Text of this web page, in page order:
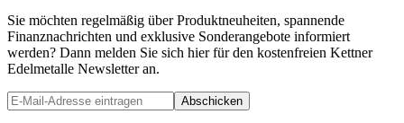
Sie möchten regelmäßig über Produktneuheiten, spannende
Finanznachrichten und exklusive Sonderangebote informiert
werden? Dann melden Sie sich hier für den kostenfreien Kettner
Edelmetalle Newsletter an.
Abschicken